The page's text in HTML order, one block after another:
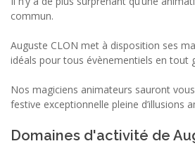
commun.
Auguste CLON met à disposition ses
idéals pour tous évènementiels en tout
Nos magiciens animateurs sauront
festive exceptionnelle pleine d’illusions
Domaines d'activité de